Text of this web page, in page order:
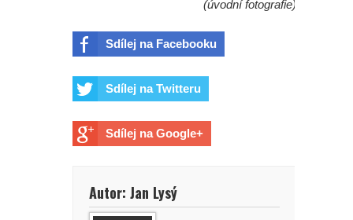
Spider-Man: Zbrusu nový den - Jak
to vypadá s budoucností postavy,
God of War: Novým Kratosem by
(úvodní fotografie)
Sdílej na Facebooku
Sdílej na Twitteru
Sdílej na Google+
Autor: Jan Lysý